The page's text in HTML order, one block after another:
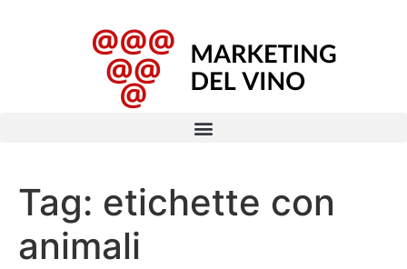
Tag: etichette con
animali